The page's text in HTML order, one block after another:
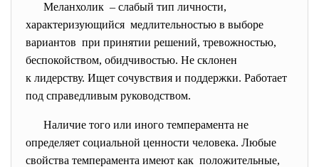
Меланхолик – слабый тип личности,
характеризующийся медлительностью в выборе
вариантов при принятии решений, тревожностью,
беспокойством, обидчивостью. Не склонен
к лидерству. Ищет сочувствия и поддержки. Работает
под справедливым руководством.
Наличие того или иного темперамента не
определяет социальной ценности человека. Любые
свойства темперамента имеют как положительные,